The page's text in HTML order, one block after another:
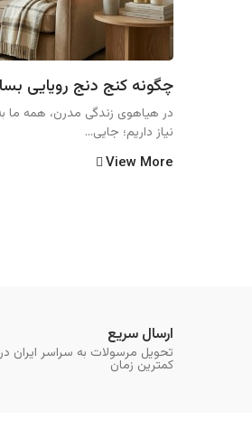
چگونه کنج دنج رویایی
در هیاهوی زندگی مدرن، همه ما
نیاز داریم؛ جایی...
View More
ارسال سریع
تحویل مرسولات به سراسر ایران در
کمترین زمان